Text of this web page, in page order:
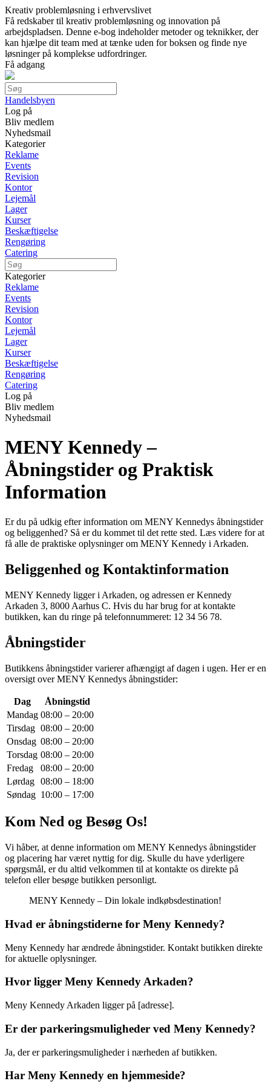
Kreativ problemløsning i erhvervslivet
Få redskaber til kreativ problemløsning og innovation på
arbejdspladsen. Denne e-bog indeholder metoder og teknikker, der
kan hjælpe dit team med at tænke uden for boksen og finde nye
løsninger på komplekse udfordringer.
Få adgang
Handelsbyen
Log på
Bliv medlem
Nyhedsmail
Kategorier
Reklame
Events
Revision
Kontor
Lejemål
Lager
Kurser
Beskæftigelse
Rengøring
Catering
Kategorier
Reklame
Events
Revision
Kontor
Lejemål
Lager
Kurser
Beskæftigelse
Rengøring
Catering
Log på
Bliv medlem
Nyhedsmail
MENY Kennedy –
Åbningstider og Praktisk
Information
Er du på udkig efter information om MENY Kennedys åbningstider
og beliggenhed? Så er du kommet til det rette sted. Læs videre for at
få alle de praktiske oplysninger om MENY Kennedy i Arkaden.
Beliggenhed og Kontaktinformation
MENY Kennedy ligger i Arkaden, og adressen er Kennedy
Arkaden 3, 8000 Aarhus C. Hvis du har brug for at kontakte
butikken, kan du ringe på telefonnummeret: 12 34 56 78.
Åbningstider
Butikkens åbningstider varierer afhængigt af dagen i ugen. Her er en
oversigt over MENY Kennedys åbningstider:
Dag
Åbningstid
Mandag 08:00 – 20:00
Tirsdag 08:00 – 20:00
Onsdag 08:00 – 20:00
Torsdag 08:00 – 20:00
Fredag
08:00 – 20:00
Lørdag 08:00 – 18:00
Søndag 10:00 – 17:00
Kom Ned og Besøg Os!
Vi håber, at denne information om MENY Kennedys åbningstider
og placering har været nyttig for dig. Skulle du have yderligere
spørgsmål, er du altid velkommen til at kontakte os direkte på
telefon eller besøge butikken personligt.
MENY Kennedy – Din lokale indkøbsdestination!
Hvad er åbningstiderne for Meny Kennedy?
Meny Kennedy har ændrede åbningstider. Kontakt butikken direkte
for aktuelle oplysninger.
Hvor ligger Meny Kennedy Arkaden?
Meny Kennedy Arkaden ligger på [adresse].
Er der parkeringsmuligheder ved Meny Kennedy?
Ja, der er parkeringsmuligheder i nærheden af butikken.
Har Meny Kennedy en hjemmeside?